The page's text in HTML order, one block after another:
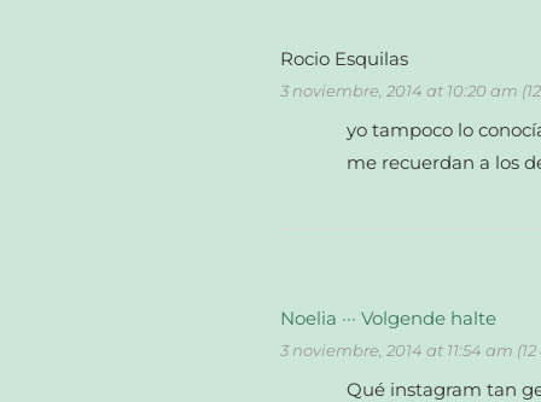
Rocio Esquilas
3 noviembre, 2014 at 10:20 am
yo tampoco lo
me recuerdan a los
Noelia ··· Volgende halte
3 noviembre, 2014 at 11:54 am
Qué instagram tan